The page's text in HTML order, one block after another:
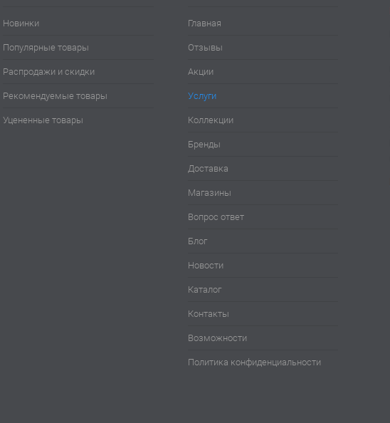
Новинки
Популярные товары
Распродажи и скидки
Рекомендуемые товары
Уцененные товары
Главная
Отзывы
Акции
Услуги
Коллекции
Бренды
Доставка
Магазины
Вопрос ответ
Блог
Новости
Каталог
Контакты
Возможности
Политика конфиденциальности